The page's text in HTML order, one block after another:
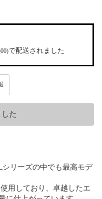
で配送されました
た
リーズの中でも最高モデ
用しており、卓越したエ